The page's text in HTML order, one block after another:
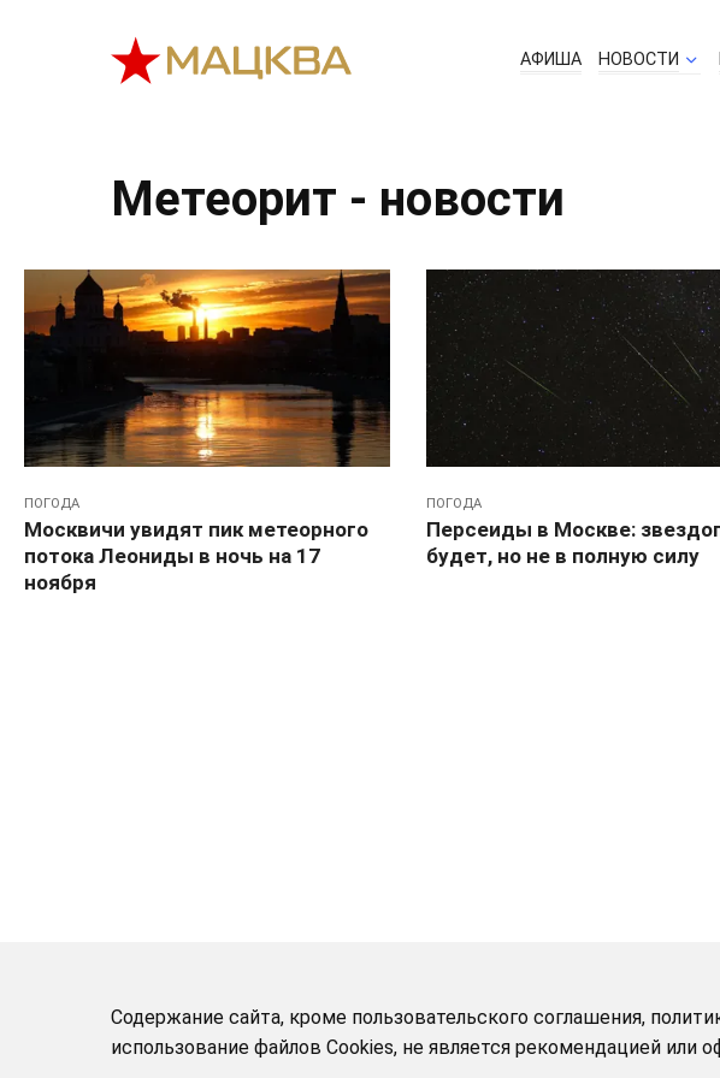
АФИША НОВОСТИ
Метеорит - новости
ПОГОДА
Москвичи увидят пик метеорного
потока Леониды в ночь на 17
ноября
ПОГОДА
Персеиды в Москве:
будет, но не в полную силу
Содержание сайта, кроме пользовательского соглашения,
использование файлов Cookies, не является рекомендацией